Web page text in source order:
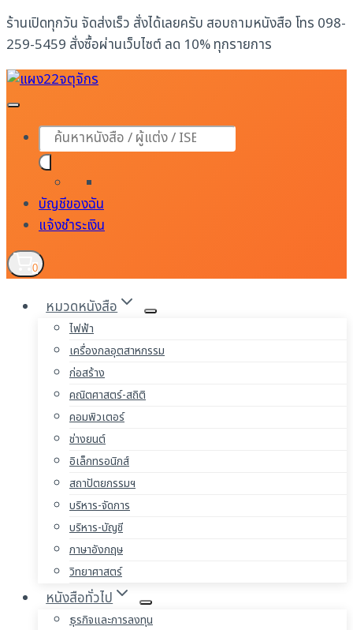
Skip
to
content
ร้านเปิดทุกวัน จัดส่งเร็ว สั่งได้เลยครับ สอบถามหนังสือ โทร 098-
259-5459 สั่งซื้อผ่านเว็บไซต์ ลด 10% ทุกรายการ
Products
search
บัญชีของฉัน
แจ้งชำระเงิน
0
หมวดหนังสือ
ไฟฟ้า
เครื่องกลอุตสาหกรรม
ก่อสร้าง
คณิตศาสตร์-สถิติ
คอมพิวเตอร์
ช่างยนต์
อิเล็กทรอนิกส์
สถาปัตยกรรมฯ
บริหาร-จัดการ
บริหาร-บัญชี
ภาษาอังกฤษ
วิทยาศาสตร์
หนังสือทั่วไป
ธุรกิจและการลงทุน